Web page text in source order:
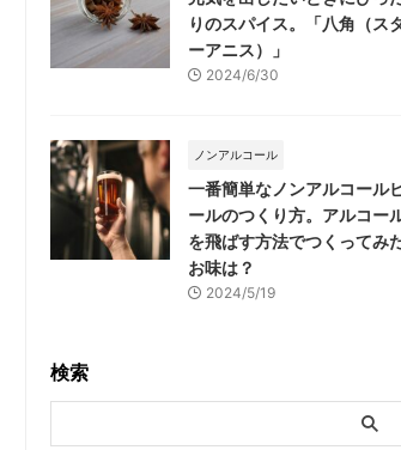
りのスパイス。「八角（ス
ーアニス）」
2024/6/30
ノンアルコール
一番簡単なノンアルコール
ールのつくり方。アルコー
を飛ばす方法でつくってみ
お味は？
2024/5/19
検索